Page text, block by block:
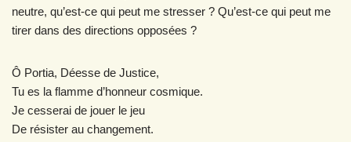
neutre, qu’est-ce qui peut me stresser ? Qu’est-ce qui peut me
tirer dans des directions opposées ?
Ô Portia, Déesse de Justice,
Tu es la flamme d’honneur cosmique.
Je cesserai de jouer le jeu
De résister au changement.